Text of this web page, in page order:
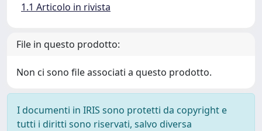
1.1 Articolo in rivista
File in questo prodotto:
Non ci sono file associati a questo prodotto.
I documenti in IRIS sono protetti da copyright e
tutti i diritti sono riservati, salvo diversa